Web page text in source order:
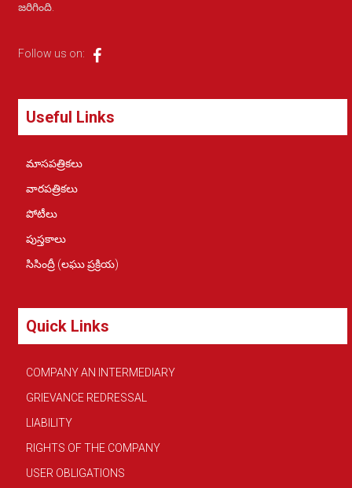
జరిగింది.
Follow us on:
Useful Links
మాసపత్రికలు
వారపత్రికలు
పోటీలు
పుస్తకాలు
సిసింద్రీ (లఘు ప్రక్రియ)
Quick Links
COMPANY AN INTERMEDIARY
GRIEVANCE REDRESSAL
LIABILITY
RIGHTS OF THE COMPANY
USER OBLIGATIONS